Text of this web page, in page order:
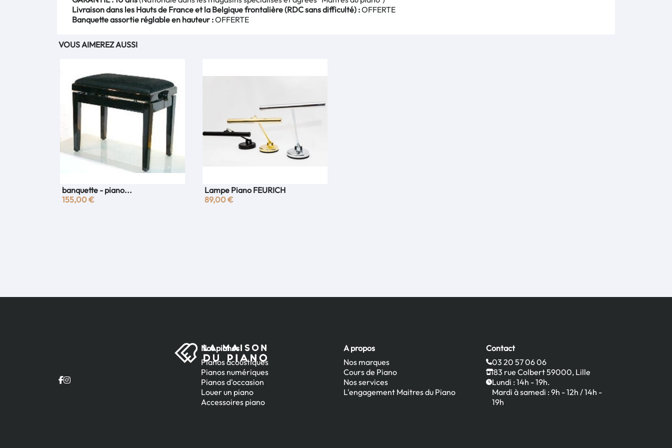
Livraison dans les Hauts de France et la Belgique frontalière (RDC sans difficulté) :OFFERTE
Banquette assortie réglable en hauteur :OFFERTE
VOUS AIMEREZ AUSSI
Aperçu rapide
banquette - piano...
155,00 €
Aperçu rapide
Lampe Piano FEURICH
89,00 €
Nos pianos
Pianos acoustiques
Pianos numériques
Pianos d'occasion
Louer un piano
Accessoires piano
A propos
Nos marques
Cours de Piano
Nos services
L'engagement Maitres du Piano
Contact
03 20 57 06 06
83 rue Colbert 59000, Lille
Lundi : 14h - 19h.
Mardi à samedi : 9h - 12h / 14h -
19h